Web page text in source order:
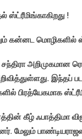
ஸ்ட்ரீமிங்காகிறது !
கன்னட மொழிகளில்
அறிமுகமான
இந்தப்
பிரத்யேகமாக
கீழ் ஃபாத்திமா
மேலும்